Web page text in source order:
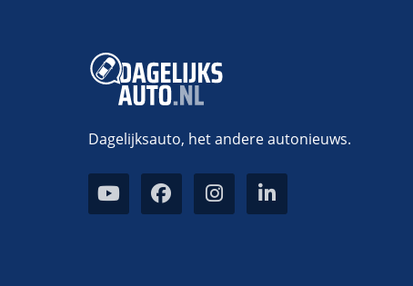
Dagelijksauto, het andere autonieuws.